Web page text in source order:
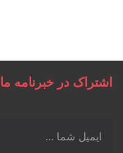
اشتراک در خبرنامه ما